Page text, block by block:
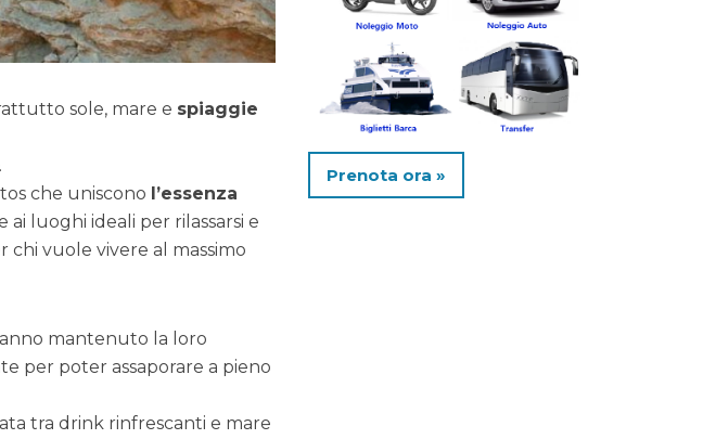
sole, mare e spiaggie
che uniscono l’essenza
luoghi ideali per rilassarsi e
chi vuole vivere al massimo
mantenuto la loro
per poter assaporare a pieno
tra drink rinfrescanti e mare
Prenota ora »